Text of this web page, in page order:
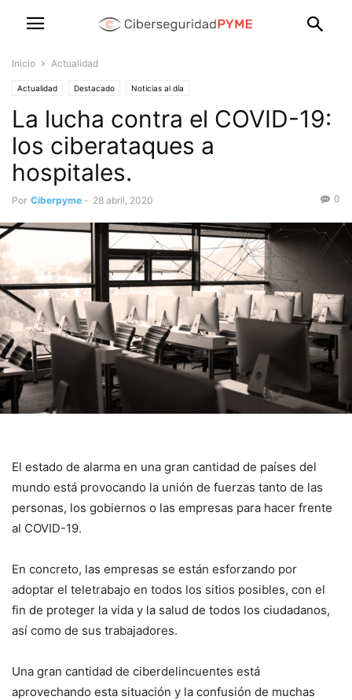
Inicio Actualidad
Actualidad Destacado Noticias al día
La lucha contra el COVID-19:
los ciberataques a
hospitales.
Por Ciberpyme - 28 abril, 2020 0
El estado de alarma en una gran cantidad de países del
mundo está provocando la unión de fuerzas tanto de las
personas, los gobiernos o las empresas para hacer frente
al COVID-19.
En concreto, las empresas se están esforzando por
adoptar el teletrabajo en todos los sitios posibles, con el
fin de proteger la vida y la salud de todos los ciudadanos,
así como de sus trabajadores.
Una gran cantidad de ciberdelincuentes está
aprovechando esta situación y la confusión de muchas